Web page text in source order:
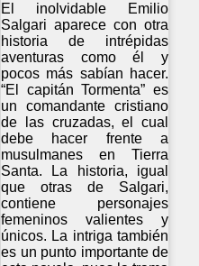
El inolvidable Emilio
Salgari aparece con otra
historia de intrépidas
aventuras como él y
pocos más sabían hacer.
“El capitán Tormenta” es
un comandante cristiano
de las cruzadas, el cual
debe hacer frente a
musulmanes en Tierra
Santa. La historia, igual
que otras de Salgari,
contiene personajes
femeninos valientes y
únicos. La intriga también
es un punto importante de